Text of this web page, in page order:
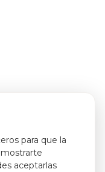
para que la
aceptarlas